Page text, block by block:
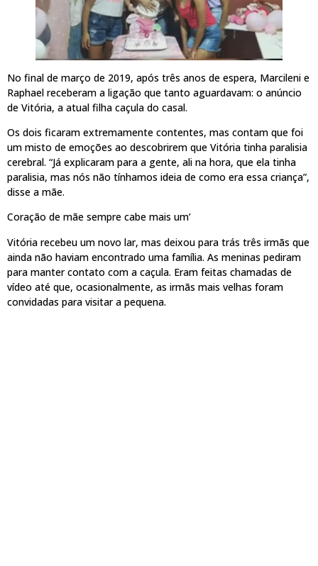
No final de março de 2019, após três anos de espera, Marcileni e
Raphael receberam a ligação que tanto aguardavam: o anúncio
de Vitória, a atual filha caçula do casal.
Os dois ficaram extremamente contentes, mas contam que foi
um misto de emoções ao descobrirem que Vitória tinha paralisia
cerebral. “Já explicaram para a gente, ali na hora, que ela tinha
paralisia, mas nós não tínhamos ideia de como era essa criança”,
disse a mãe.
Coração de mãe sempre cabe mais um’
Vitória recebeu um novo lar, mas deixou para trás três irmãs que
ainda não haviam encontrado uma família. As meninas pediram
para manter contato com a caçula. Eram feitas chamadas de
vídeo até que, ocasionalmente, as irmãs mais velhas foram
convidadas para visitar a pequena.